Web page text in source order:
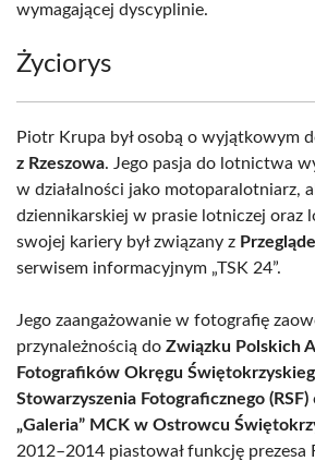
wymagającej dyscyplinie.
Życiorys
Piotr Krupa był osobą o wyjątkowym
z Rzeszowa. Jego pasja do lotnictwa
w działalności jako motoparalotniarz,
dziennikarskiej w prasie lotniczej oraz
swojej kariery był związany z
serwisem informacyjnym „TSK 24”.
Jego zaangażowanie w fotografię
przynależnością do Związku Polskich
Fotografików Okręgu
Stowarzyszenia Fotograficznego (RSF)
„Galeria” MCK w Ostrowcu
2012–2014 piastował funkcję prezesa